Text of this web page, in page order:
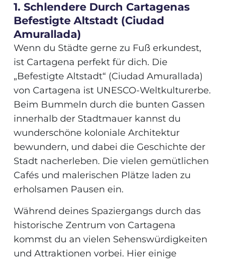
1. Schlendere Durch Cartagenas
Befestigte Altstadt (Ciudad
Amurallada)
Wenn du Städte gerne zu Fuß erkundest,
ist Cartagena perfekt für dich. Die
„Befestigte Altstadt“ (Ciudad Amurallada)
von Cartagena ist UNESCO-Weltkulturerbe.
Beim Bummeln durch die bunten Gassen
innerhalb der Stadtmauer kannst du
wunderschöne koloniale Architektur
bewundern, und dabei die Geschichte der
Stadt nacherleben. Die vielen gemütlichen
Cafés und malerischen Plätze laden zu
erholsamen Pausen ein.
Während deines Spaziergangs durch das
historische Zentrum von Cartagena
kommst du an vielen Sehenswürdigkeiten
und Attraktionen vorbei. Hier einige